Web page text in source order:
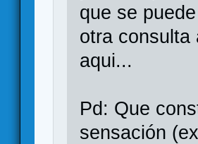
que se
otra consulta
aqui...
Pd: Que
sensación